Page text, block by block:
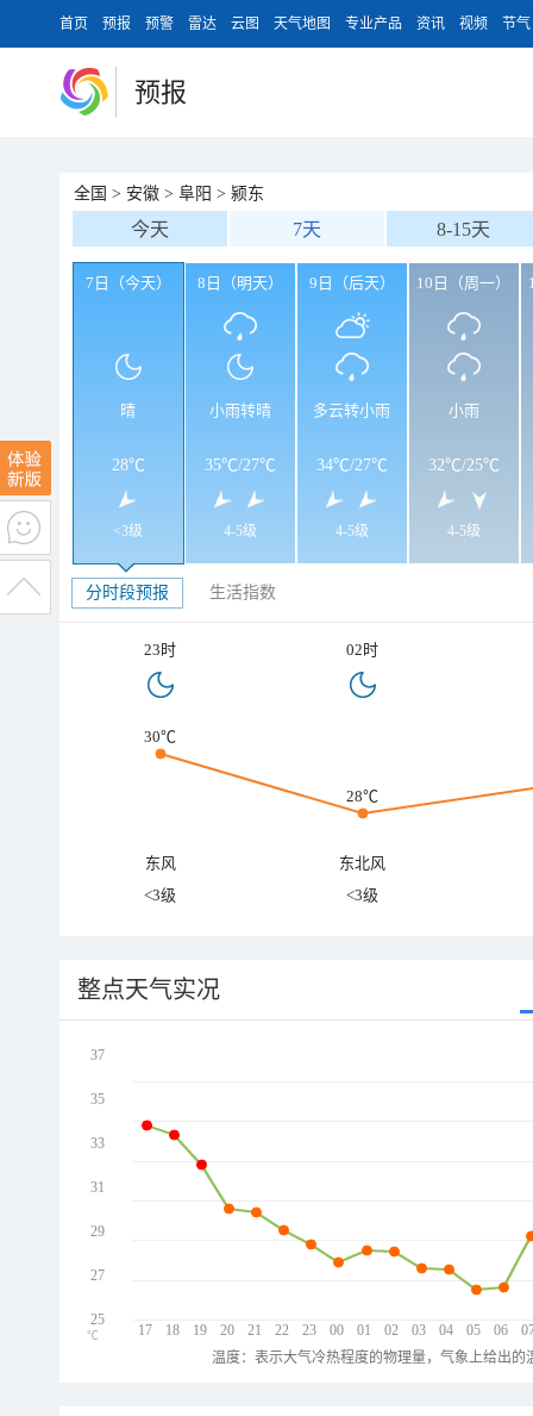
首页 预报 预警 雷达 云图 天气地图 专业产品 资讯 视频 节气
预报
全国 > 安徽 > 阜阳 > 颍东
今天 7天 8-15天
7日（今天）
晴
28℃
<3级
8日（明天）
小雨转晴
35℃/27℃
4-5级
9日（后天）
多云转小雨
34℃/27℃
4-5级
10日（周一）
小雨
32℃/25℃
4-5级
分时段预报 生活指数
23时 02时
30℃
28℃
东风
东北风
<3级
<3级
整点天气实况
17 18 19 20 21 22 23 00 01 02 03 04 05 06
37
35
33
31
29
27
25
℃
温度：表示大气冷热程度的物理量，气象上给出